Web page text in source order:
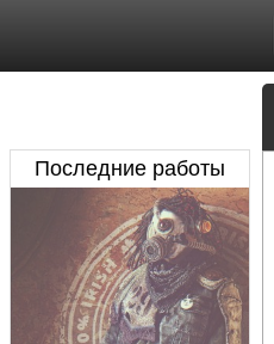
Последние работы